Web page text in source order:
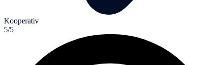
Kooperativ
5/5